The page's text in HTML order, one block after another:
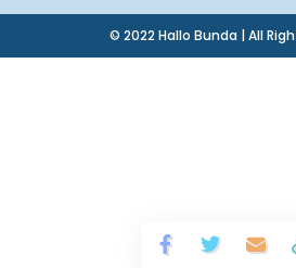
© 2022 Hallo Bunda | All